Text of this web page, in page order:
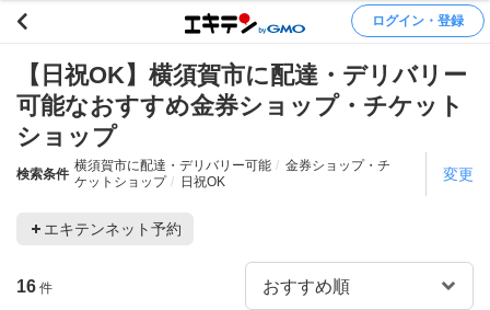
ログイン・登録
【日祝OK】横須賀市に配達・デリバリー
可能なおすすめ金券ショップ・チケット
ショップ
検索条件
横須賀市に配達・デリバリー可能
金券ショップ・チ
ケットショップ
日祝OK 変更
エキテンネット予約
16 件